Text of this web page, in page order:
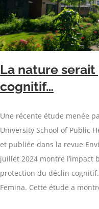
La nature
cognitif…
Une récente étude menée
University School of Public
et publiée dans la revue
juillet 2024 montre l’impact
protection du déclin
Femina. Cette étude a